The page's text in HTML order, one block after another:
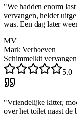
"We hadden enorm
vervangen, helder
was. Een dag later
MV
Mark Verhoeven
Schimmelkit vervangen
5.0
"Vriendelijke kitter,
over het toilet naast de